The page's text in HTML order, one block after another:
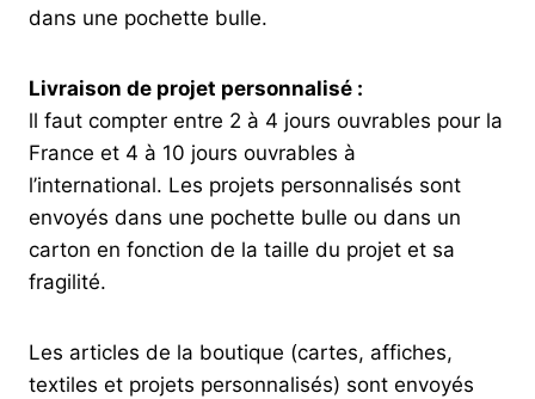
dans une pochette bulle.
Livraison de projet personnalisé :
ll faut compter entre 2 à 4 jours ouvrables pour la
France et 4 à 10 jours ouvrables à
l’international. Les projets personnalisés sont
envoyés dans une pochette bulle ou dans un
carton en fonction de la taille du projet et sa
fragilité.
Les articles de la boutique (cartes, affiches,
textiles et projets personnalisés) sont envoyés